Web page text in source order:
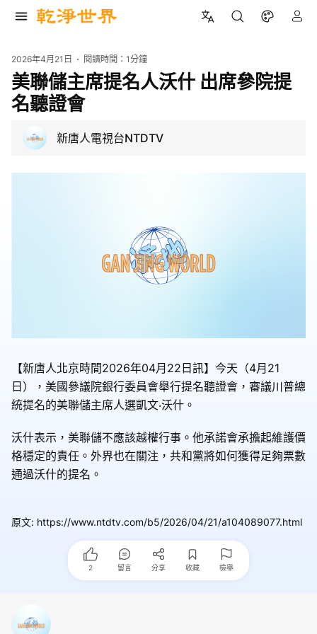
2026年4月21日 閱讀時間：1分鐘
美聯儲主席提名人沃什 出席參院提
名聽證會
新唐人電視台NTDTV
【新唐人北京時間2026年04月22日訊】今天（4月21
日），美國參議院銀行委員會舉行提名聽證會，審議川普總
統提名的美聯儲主席人選凱文‧沃什。
沃什表示，美聯儲不應該越權行事。他承諾會承擔起維護價
格穩定的責任。外界也在關注，共和黨將如何獲得足夠票數
通過沃什的提名。
原文: https://www.ntdtv.com/b5/2026/04/21/a104089077.html
2 留言 分享 收藏 檢舉